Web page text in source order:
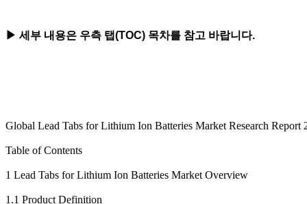
▶ 세부 내용은 우측 탭(TOC) 목차를 참고 바랍니다.
Global Lead Tabs for Lithium Ion Batteries Market Research Report
​​Table of Contents
1 Lead Tabs for Lithium Ion Batteries Market Overview
1.1 Product Definition